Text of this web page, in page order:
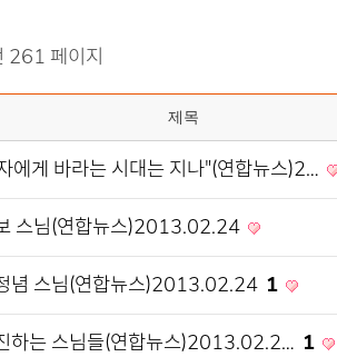
261 페이지
제목
에게 바라는 시대는 지나"(연합뉴스)2…
스님(연합뉴스)2013.02.24
념 스님(연합뉴스)2013.02.24 1
하는 스님들(연합뉴스)2013.02.2… 1